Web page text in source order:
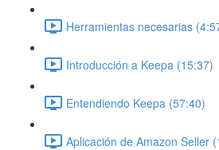
Herramientas necesarias
Introducción a Keepa (15:37)
Entendiendo Keepa (57:40)
Aplicación de Amazon Seller